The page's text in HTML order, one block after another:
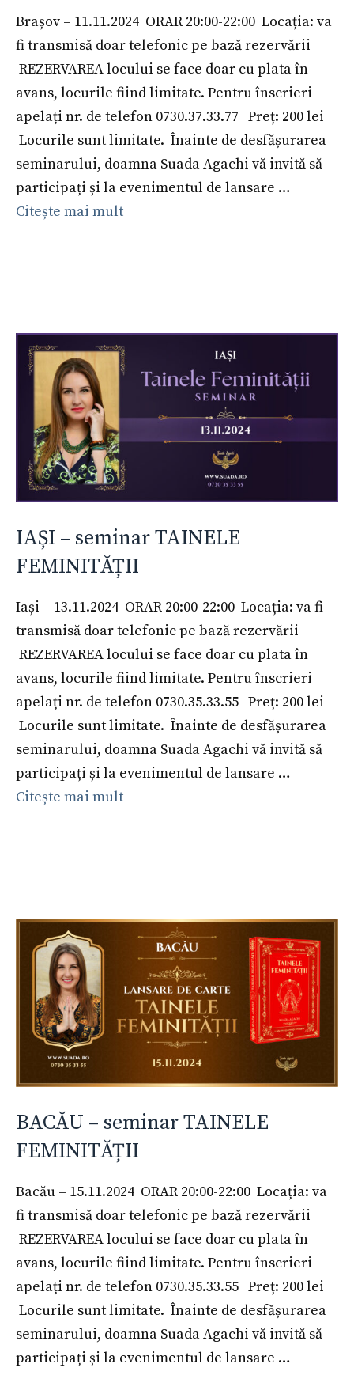
Brașov – 11.11.2024 ORAR 20:00-22:00 Locația: va
fi transmisă doar telefonic pe bază rezervării
REZERVAREA locului se face doar cu plata în
avans, locurile fiind limitate. Pentru înscrieri
apelați nr. de telefon 0730.37.33.77 Preț: 200 lei
Locurile sunt limitate. Înainte de desfășurarea
seminarului, doamna Suada Agachi vă invită să
participați și la evenimentul de lansare …
Citește mai mult
IAȘI – seminar TAINELE
FEMINITĂȚII
Iași – 13.11.2024 ORAR 20:00-22:00 Locația: va fi
transmisă doar telefonic pe bază rezervării
REZERVAREA locului se face doar cu plata în
avans, locurile fiind limitate. Pentru înscrieri
apelați nr. de telefon 0730.35.33.55 Preț: 200 lei
Locurile sunt limitate. Înainte de desfășurarea
seminarului, doamna Suada Agachi vă invită să
participați și la evenimentul de lansare …
Citește mai mult
BACĂU – seminar TAINELE
FEMINITĂȚII
Bacău – 15.11.2024 ORAR 20:00-22:00 Locația: va
fi transmisă doar telefonic pe bază rezervării
REZERVAREA locului se face doar cu plata în
avans, locurile fiind limitate. Pentru înscrieri
apelați nr. de telefon 0730.35.33.55 Preț: 200 lei
Locurile sunt limitate. Înainte de desfășurarea
seminarului, doamna Suada Agachi vă invită să
participați și la evenimentul de lansare …